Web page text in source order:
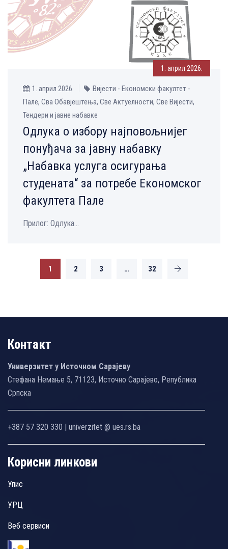
1. април 2026.
1. април 2026.
Вијести - Економски факултет -
Пале, Сва Обавјештења, Све Aктуелности, Све Вијести,
Тендери и јавне набавке
Одлука о избору најповољнијег
понуђача за јавну набавку
„Набавка услуга осигурања
студената“ за потребе Економског
факултета Пале
Прилог: Одлука...
1 2 3 … 32
Контакт
Универзитет у Источном Сарајеву
Стефана Немање 5, 71123, Источно Сарајево, Република
Српска
+387 57 320 330 | univerzitet @ ues.rs.ba
Корисни линкови
Упис
УРЦ
Веб сервиси